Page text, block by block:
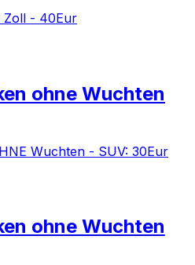
Zoll - 40Eur
ohne Wuchten
Wuchten - SUV: 30Eur
ohne Wuchten